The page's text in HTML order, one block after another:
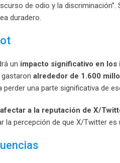
de odio y la
duradero.
un impacto significativo en
alrededor de 1.600
una parte significativa de
a la reputación de X/
la percepción de que X/Twitter